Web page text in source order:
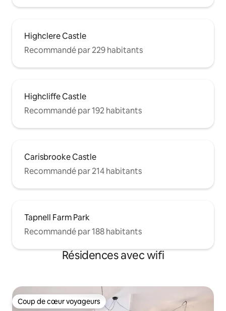
Highclere Castle
Recommandé par 229 habitants
Highcliffe Castle
Recommandé par 192 habitants
Carisbrooke Castle
Recommandé par 214 habitants
Tapnell Farm Park
Recommandé par 188 habitants
Résidences avec wifi
Coup de cœur voyageurs
Coup de cœur voyageurs